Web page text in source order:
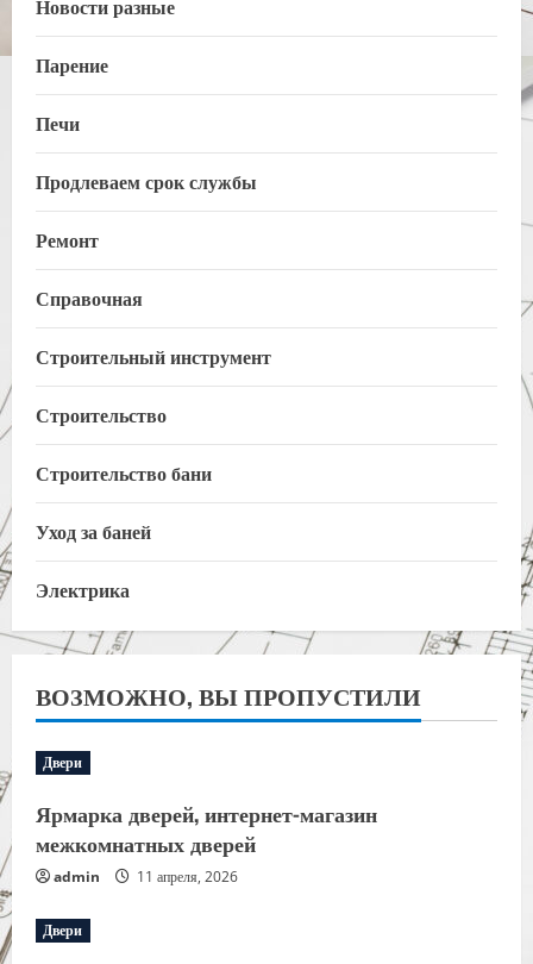
Новости разные
Парение
Печи
Продлеваем срок службы
Ремонт
Справочная
Строительный инструмент
Строительство
Строительство бани
Уход за баней
Электрика
ВОЗМОЖНО, ВЫ ПРОПУСТИЛИ
Двери
Ярмарка дверей, интернет-магазин
межкомнатных дверей
admin 11 апреля, 2026
Двери